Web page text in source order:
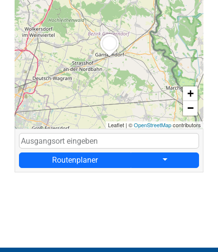
+
−
Leaflet | ©OpenStreetMapcontributors
Routenplaner